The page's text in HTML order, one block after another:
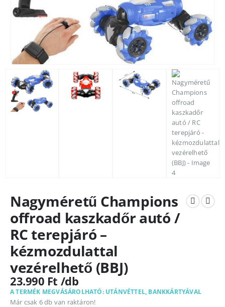
Nagyméretű Champions
offroad kaszkadőr autó /
RC terepjáró –
kézmozdulattal
vezérelhető (BBJ)
23.990 Ft
A TERMÉK MEGVÁSÁROLHATÓ: UTÁNVÉTTEL, BANKKÁRTYÁVAL
Már csak 6 db van raktáron!